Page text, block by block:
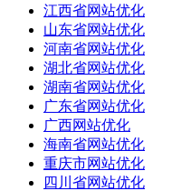
江西省网站优化
山东省网站优化
河南省网站优化
湖北省网站优化
湖南省网站优化
广东省网站优化
广西网站优化
海南省网站优化
重庆市网站优化
四川省网站优化